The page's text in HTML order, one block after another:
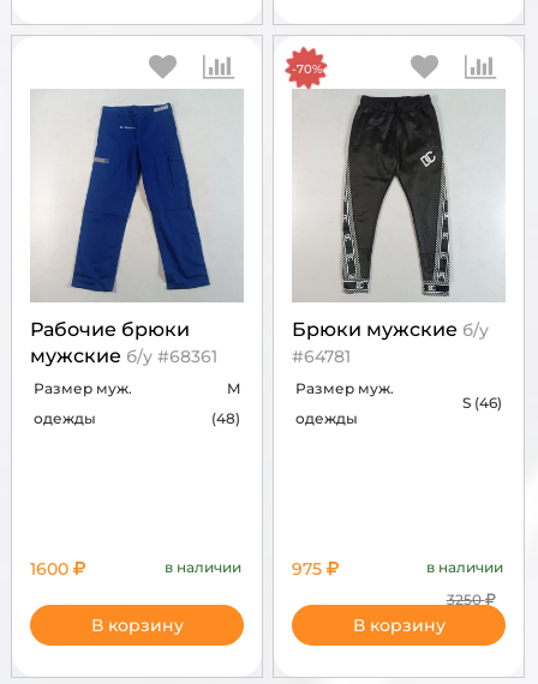
Рабочие брюки
мужские б/у #68361
Размер муж.
одежды
M
(48)
1600 в наличии
В корзину
Брюки мужские б/у
#64781
Размер муж.
одежды
S (46)
-70%
975
в наличии
3250
В корзину